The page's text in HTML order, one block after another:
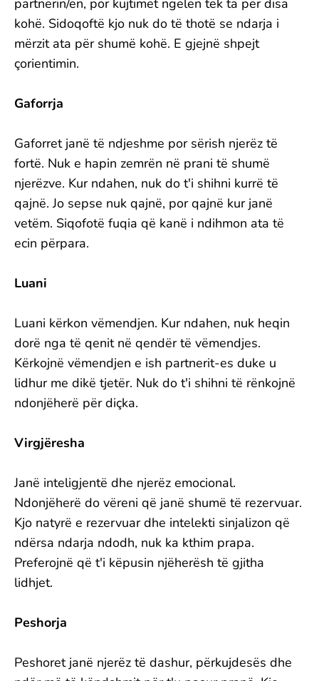
partnerin/en, por kujtimet ngelen tek ta për disa
kohë. Sidoqoftë kjo nuk do të thotë se ndarja i
mërzit ata për shumë kohë. E gjejnë shpejt
çorientimin.
Gaforrja
Gaforret janë të ndjeshme por sërish njerëz të
fortë. Nuk e hapin zemrën në prani të shumë
njerëzve. Kur ndahen, nuk do t'i shihni kurrë të
qajnë. Jo sepse nuk qajnë, por qajnë kur janë
vetëm. Siqofotë fuqia që kanë i ndihmon ata të
ecin përpara.
Luani
Luani kërkon vëmendjen. Kur ndahen, nuk heqin
dorë nga të qenit në qendër të vëmendjes.
Kërkojnë vëmendjen e ish partnerit-es duke u
lidhur me dikë tjetër. Nuk do t'i shihni të rënkojnë
ndonjëherë për diçka.
Virgjëresha
Janë inteligjentë dhe njerëz emocional.
Ndonjëherë do vëreni që janë shumë të rezervuar.
Kjo natyrë e rezervuar dhe intelekti sinjalizon që
ndërsa ndarja ndodh, nuk ka kthim prapa.
Preferojnë që t'i këpusin njëherësh të gjitha
lidhjet.
Peshorja
Peshoret janë njerëz të dashur, përkujdesës dhe